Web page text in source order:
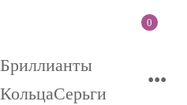
0
Бриллианты
КольцаСерьги
•••